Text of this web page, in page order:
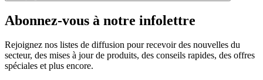
Abonnez-vous à notre infolettre
Rejoignez nos listes de diffusion pour recevoir des nouvelles du
secteur, des mises à jour de produits, des conseils rapides, des offres
spéciales et plus encore.